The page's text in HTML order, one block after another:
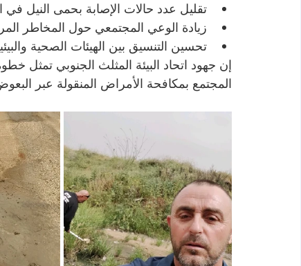
تقليل عدد حالات الإصابة بحمى النيل في
زيادة الوعي المجتمعي حول المخاطر
تحسين التنسيق بين الهيئات الصحية
إن جهود اتحاد البيئة المثلث الجنوبي تمثل
المجتمع بمكافحة الأمراض المنقولة عبر